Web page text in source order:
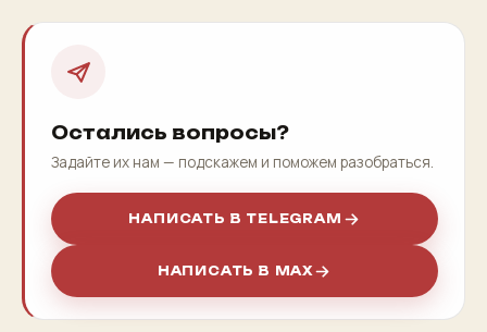
Остались вопросы?
Задайте их нам — подскажем и поможем разобраться.
НАПИСАТЬ В TELEGRAM
НАПИСАТЬ В MAX